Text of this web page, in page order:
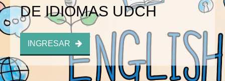
DE IDIOMAS UDCH
INGRESAR